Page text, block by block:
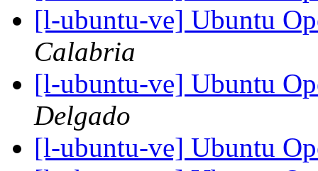
[l-ubuntu-ve] Ubuntu
Calabria
[l-ubuntu-ve] Ubuntu
Delgado
[l-ubuntu-ve] Ubuntu